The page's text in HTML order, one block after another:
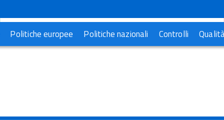
Politiche europee Politiche nazionali Controlli